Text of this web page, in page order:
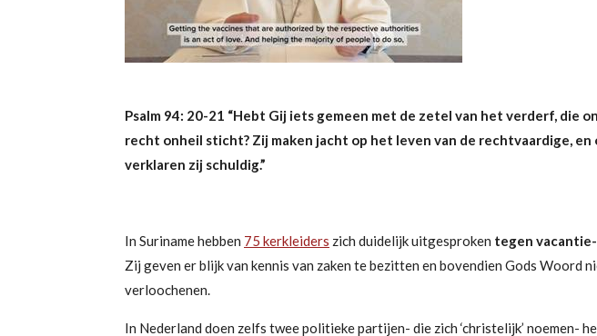
Psalm 94: 20-21 “Hebt Gij iets gemeen met de zetel van het verderf, die
recht onheil sticht? Zij maken jacht op het leven van de rechtvaardige, en
verklaren zij schuldig.”
In Suriname hebben 75 kerkleiders zich duidelijk uitgesproken tegen
Zij geven er blijk van kennis van zaken te bezitten en bovendien Gods Woord
verloochenen.
In Nederland doen zelfs twee politieke partijen- die zich ‘christelijk’ noemen-